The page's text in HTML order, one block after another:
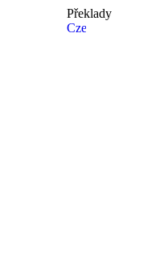
Překlady